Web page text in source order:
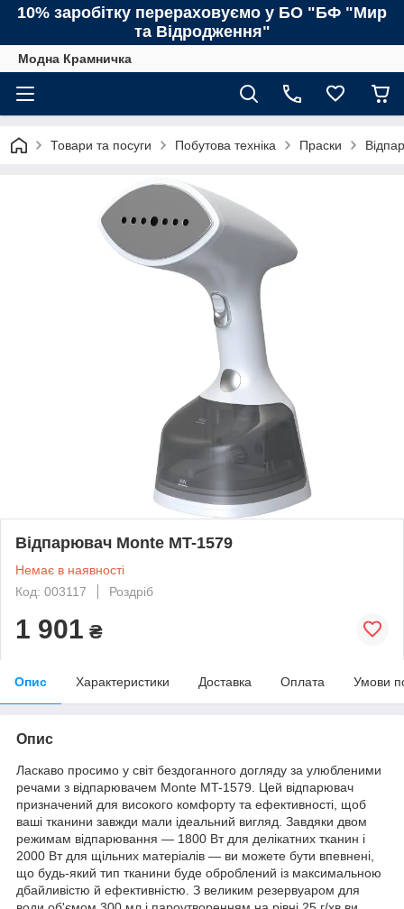
10% заробітку перераховуємо у БО "БФ "Мир
та Відродження"
Модна Крамничка
Товари та посуги Побутова техніка Праски
Відпарювач Monte MT-1579
Немає в наявності
Код: 003117
Роздріб
1 901 ₴
Опис Характеристики Доставка Оплата Умови
Опис
Ласкаво просимо у світ бездоганного догляду за улюбленими
речами з відпарювачем Monte MT-1579. Цей відпарювач
призначений для високого комфорту та ефективності, щоб
ваші тканини завжди мали ідеальний вигляд. Завдяки двом
режимам відпарювання — 1800 Вт для делікатних тканин і
2000 Вт для щільних матеріалів — ви можете бути впевнені,
що будь-який тип тканини буде оброблений із максимальною
дбайливістю й ефективністю. З великим резервуаром для